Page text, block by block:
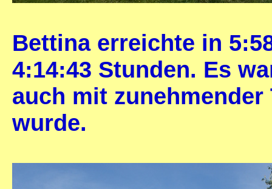
Bettina erreichte in
4:14:43 Stunden. Es
auch mit
wurde.